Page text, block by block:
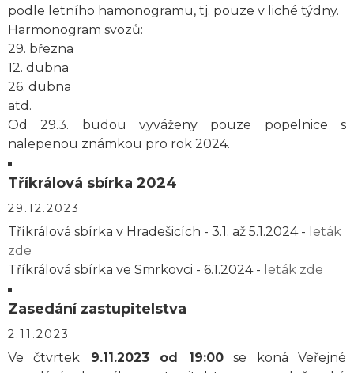
podle letního hamonogramu, tj. pouze v liché týdny.
Harmonogram svozů:
29. března
12. dubna
26. dubna
atd.
Od 29.3. budou vyváženy pouze popelnice s
nalepenou známkou pro rok 2024.
Tříkrálová sbírka 2024
29.12.2023
Tříkrálová sbírka v Hradešicích - 3.1. až 5.1.2024 - leták
zde
Tříkrálová sbírka ve Smrkovci - 6.1.2024 - leták zde
Zasedání zastupitelstva
2.11.2023
Ve čtvrtek 9.11.2023 od 19:00se koná Veřejné